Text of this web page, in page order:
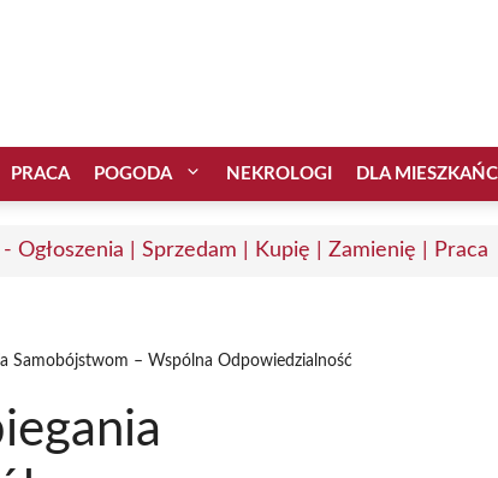
PRACA POGODA NEKROLOGI DLA
Ogłoszenia | Sprzedam | Kupię | Zamienię | Praca
Samobójstwom – Wspólna Odpowiedzialność